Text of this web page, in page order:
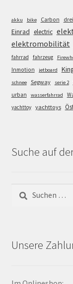
akku bike Carbon
Einrad electric
elektromobilität
fahrrad
fahrzeug
Inmotion jetboard
schnee Segway serie 2
urban wasserfahrrad
yachttoy yachttoys
Suche auf
nach:
Unsere